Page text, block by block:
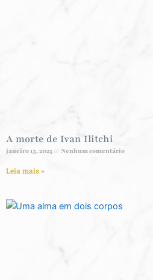
A morte de Ivan Ilitchi
janeiro 13, 2025 Nenhum comentário
Leia mais »